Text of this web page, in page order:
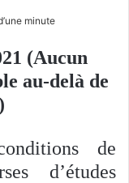
minute
(Aucun
au-delà de
de
d’études